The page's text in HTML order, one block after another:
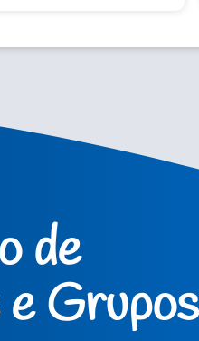
de
Grupos